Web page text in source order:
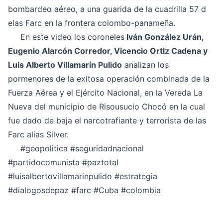
bombardeo aéreo, a una guarida de la cuadrilla 57 d
elas Farc en la frontera colombo-panameña.
En este video los coroneles Iván González Urán,
Eugenio Alarcón Corredor, Vicencio Ortiz Cadena y
Luis Alberto Villamarín Pulido analizan los
pormenores de la exitosa operación combinada de la
Fuerza Aérea y el Ejército Nacional, en la Vereda La
Nueva del municipio de Risousucio Chocó en la cual
fue dado de baja el narcotrafiante y terrorista de las
Farc alias Silver.
#geopolitica #seguridadnacional
#partidocomunista #paztotal
#luisalbertovillamarinpulido #estrategia
#dialogosdepaz #farc #Cuba #colombia